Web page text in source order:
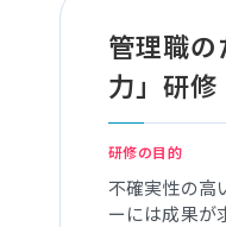
ます。
管理職
力」研修
研修の目的
不確実性の高
ーには成果が